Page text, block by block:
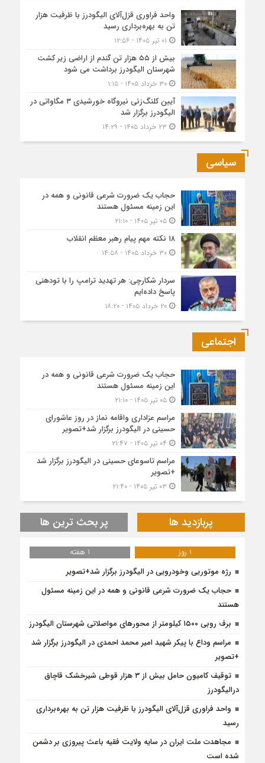
واحد فراوری قزل‌آلای الیگودرز با ظرفیت هزار
تن به بهره‌برداری رسید
بیش از ۵۵ هزار تن گندم از اراضی زیر کشت
شهرستان الیگودرز برداشت می شود
۳۰ خرداد ۱۴۰۵ - ۱:۱۵
آیین کلنگ‌زنی نیروگاه خورشیدی ۳ مگاواتی در
الیگودرز برگزار شد
سیاسی
حجاب یک ضرورت شرعی قانونی و همه در
این زمینه مسئول هستند
۰۵ تیر ۱۴۰۵ - ۲۱:۱۰
۱۸ نکته مهم پیام رهبر معظم انقلاب
۳۰ خرداد ۱۴۰۵ - ۱۴:۵۸
سردار شکارچی: هر تهدید ترامپ را با تودهنی
پاسخ داده‌ایم
۲۰ خرداد ۱۴۰۵ - ۱۸:۲۰
اجتماعی
حجاب یک ضرورت شرعی قانونی و همه در
این زمینه مسئول هستند
۰۵ تیر ۱۴۰۵ - ۲۱:۱۰
مراسم عزاداری واقامه نماز در روز عاشورای
حسینی در الیگودرز برگزار شد+تصویر
مراسم تاسوعای حسینی در الیگودرز برگزار شد
+تصویر
پربازدید ها پر بحث ترین ها
1 روز
1 هفته
رژه موتوریی وخودرویی در الیگودرز برگزار شد+تصویر
حجاب یک ضرورت شرعی قانونی و همه در این زمینه مسئول
هستند
برف روبی ۱۵۰۰ کیلومتر از محور‌های مواصلاتی شهرستان الیگودرز
مراسم وداع با پیکر شهید امیر محمد احمدی در الیگودرز برگزار شد
+تصویر
توقیف کامیون حامل بیش از ۳ هزار قوطی شیرخشک قاچاق
درالیگودرز
واحد فراوری قزل‌آلای الیگودرز با ظرفیت هزار تن به بهره‌برداری
رسید
مجاهدت ملت ایران در سایه ولایت فقیه باعث پیروزی بر دشمن
شده است